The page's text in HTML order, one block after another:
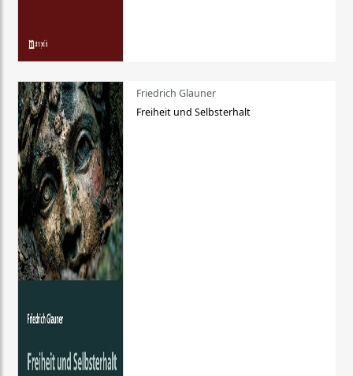
Friedrich Glauner
Freiheit und Selbsterhalt